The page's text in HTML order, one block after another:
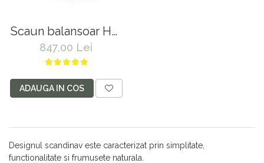
Scaun balansoar HM
Max Bis Plus, textil,
cadru lemn curbat,
847,00 Lei
ADAUGA IN COS
Designul scandinav este caracterizat prin simplitate,
functionalitate si frumusete naturala.